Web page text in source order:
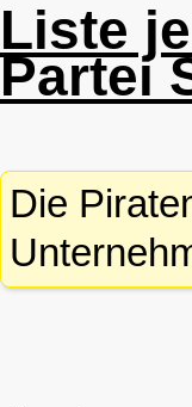
Liste
Partei
Die